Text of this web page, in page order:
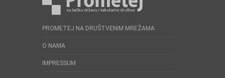
PROMETEJ NA DRUŠTVENIM MREŽAMA
O NAMA
IMPRESSUM